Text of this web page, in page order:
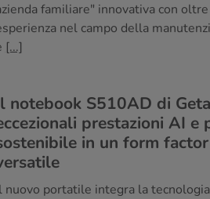
familiare" innovativa con
nel campo della
[...]
notebook S510AD di
prestazioni AI e
in un form
nuovo portatile integra la